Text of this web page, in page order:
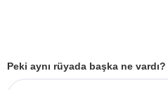
Peki aynı rüyada başka ne vardı?